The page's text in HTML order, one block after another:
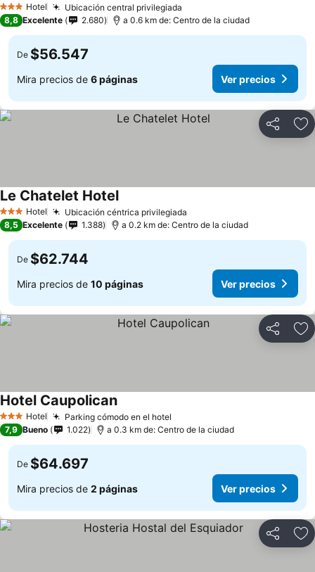
3 Estrellas
Hotel Ubicación central privilegiada
8,8 Excelente 2.680 a 0.6 km de: Centro de la ciudad
De $56.547
Mira precios de 6 páginas Ver precios
Compartir
3 Estrellas
Hotel Ubicación céntrica privilegiada
Le Chatelet Hotel
8,5 Excelente 1.388 a 0.2 km de: Centro de la ciudad
De $62.744
Mira precios de 10 páginas Ver precios
Compartir
3 Estrellas
Hotel Parking cómodo en el hotel
Hotel Caupolican
7,9 Bueno 1.022 a 0.3 km de: Centro de la ciudad
De $64.697
Mira precios de 2 páginas Ver precios
Compartir